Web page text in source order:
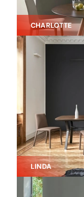
CHARLOTTE
LINDA